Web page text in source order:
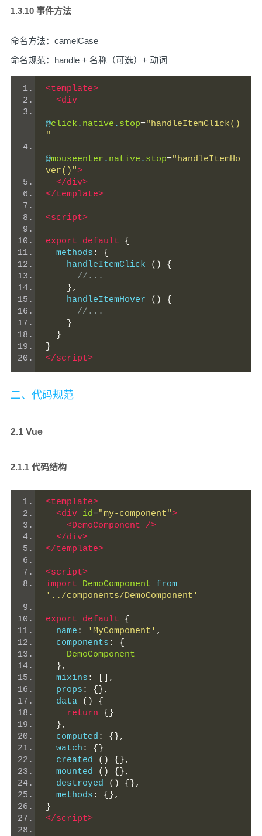
1.3.10 事件方法
命名方法：camelCase
命名规范：handle + 名称（可选）+ 动词
<template>
<div
@click . native . stop="handleItemClick()
"
@mouseenter . native . stop="handleItemHo
ver()">
</div>
</template>
<script>
export default
{
  methods
:
{
    handleItemClick
()
{
//...
},
    handleItemHover
()
{
//...
}
}
}
</script>
二、代码规范
2.1 Vue
2.1.1 代码结构
<template>
<div id="my-component">
<DemoComponent
/>
</div>
</template>
<script>
import
DemoComponent
'../components/DemoComponent'
export default
{
  name
: 'MyComponent' ,
  components
:
{
DemoComponent
},
  mixins
:
[],
  props
:
{},
  data
()
{
return
{}
},
  computed
:
{},
  watch
:
{}
  created
()
{},
  mounted
()
{},
  destroyed
()
{},
  methods
:
{},
}
</script>